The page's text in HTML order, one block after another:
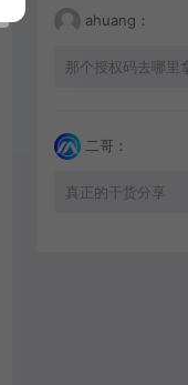
ahuang：
那个授权码去哪里
二哥：
真正的干货分享